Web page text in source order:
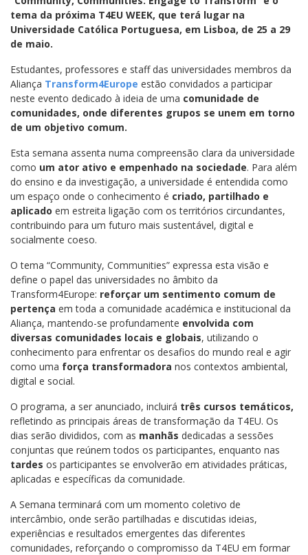
tema da próxima T4EU WEEK, que terá lugar na
Universidade Católica Portuguesa, em Lisboa, de 25 a 29
de maio.
Estudantes, professores e staff das universidades membros da
Aliança Transform4Europe estão convidados a participar
neste evento dedicado à ideia de uma comunidade de
comunidades, onde diferentes grupos se unem em torno
de um objetivo comum.
Esta semana assenta numa compreensão clara da universidade
como um ator ativo e empenhado na sociedade. Para além
do ensino e da investigação, a universidade é entendida como
um espaço onde o conhecimento é criado, partilhado e
aplicado em estreita ligação com os territórios circundantes,
contribuindo para um futuro mais sustentável, digital e
socialmente coeso.
O tema “Community, Communities” expressa esta visão e
define o papel das universidades no âmbito da
Transform4Europe: reforçar um sentimento comum de
pertença em toda a comunidade académica e institucional da
Aliança, mantendo-se profundamente envolvida com
diversas comunidades locais e globais, utilizando o
conhecimento para enfrentar os desafios do mundo real e agir
como uma força transformadora nos contextos ambiental,
digital e social.
O programa, a ser anunciado, incluirá três cursos temáticos,
refletindo as principais áreas de transformação da T4EU. Os
dias serão divididos, com as manhãs dedicadas a sessões
conjuntas que reúnem todos os participantes, enquanto nas
tardes os participantes se envolverão em atividades práticas,
aplicadas e específicas da comunidade.
A Semana terminará com um momento coletivo de
intercâmbio, onde serão partilhadas e discutidas ideias,
experiências e resultados emergentes das diferentes
comunidades, reforçando o compromisso da T4EU em formar